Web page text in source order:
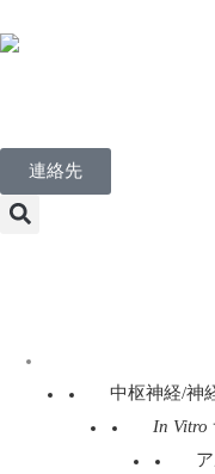
連絡先
中枢神経/神
In Vitro